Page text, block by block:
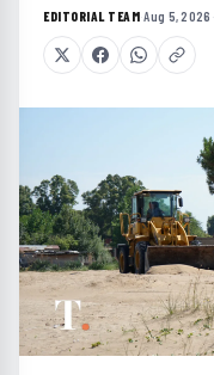
EDITORIAL TEAM·Aug 5, 2026 ·